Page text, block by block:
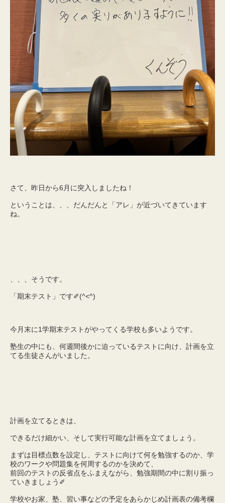
さて、昨日から6月に突入しましたね！
ということは、、、だんだんと「アレ」が近づいてきています
ね。
、、、そうです。
「期末テスト」です✐(^<^)
今月末に1学期末テストがやってくる学校も多いようです。
塾生の中にも、何週間後かに迫っているテストに向け、計画を立
てる生徒さんがいました。
計画を立てるときは、
できるだけ細かい、そして実行可能な計画を立てましょう。
まずは目標点数を設定し、テストに向けて何を勉強するのか、学
校のワークや問題集を何周するのかを決めて、
前回のテストの反省点をふまえながら、勉強期間の中に割り振っ
ていきましょう✐
学校やお家、塾、習い事などの予定をあらかじめ計画表の備考欄